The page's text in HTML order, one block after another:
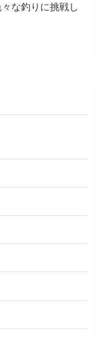
な釣りに挑戦し